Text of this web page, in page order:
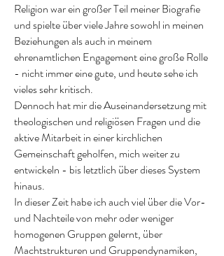
Religion war ein großer Teil meiner Biografie
und spielte über viele Jahre sowohl in meinen
Beziehungen als auch in meinem
ehrenamtlichen Engagement eine große Rolle
- nicht immer eine gute, und heute sehe ich
vieles sehr kritisch.
Dennoch hat mir die Auseinandersetzung mit
theologischen und religiösen Fragen und die
aktive Mitarbeit in einer kirchlichen
Gemeinschaft geholfen, mich weiter zu
entwickeln - bis letztlich über dieses System
hinaus.
In dieser Zeit habe ich auch viel über die Vor-
und Nachteile von mehr oder weniger
homogenen Gruppen gelernt, über
Machtstrukturen und Gruppendynamiken,